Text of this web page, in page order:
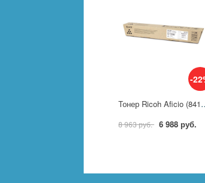
-
Тонер Ricoh Aficio
8 963 руб. 6 988 руб.